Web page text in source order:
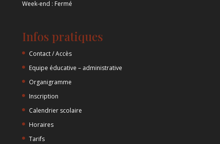
Week-end : Fermé
Infos pratiques
Contact / Accès
Equipe éducative – administrative
Organigramme
Inscription
Calendrier scolaire
Horaires
Tarifs